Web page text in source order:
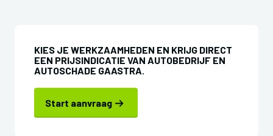
KIES JE WERKZAAMHEDEN EN KRIJG DIRECT
EEN PRIJSINDICATIE VAN AUTOBEDRIJF EN
AUTOSCHADE GAASTRA.
Start aanvraag